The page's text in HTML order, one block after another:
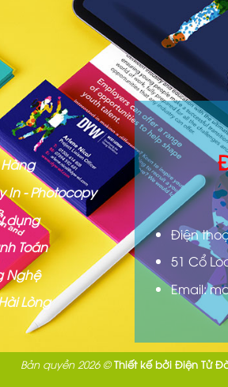
In - Photocopy
dụng
Toán
Nghệ
Lòng
Điện
51 Cổ
Email:
Bản quyền 2026 © Thiết kế bởi Điện Tử